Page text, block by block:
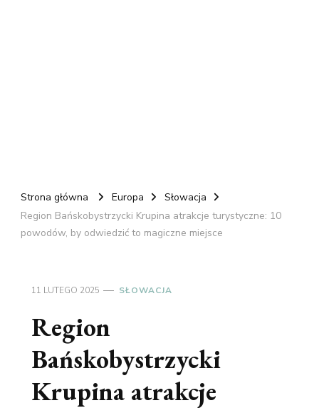
Strona główna Europa
Słowacja
Region Bańskobystrzycki Krupina atrakcje turystyczne: 10
powodów, by odwiedzić to magiczne miejsce
11 LUTEGO 2025 SŁOWACJA
Region
Bańskobystrzycki
Krupina atrakcje